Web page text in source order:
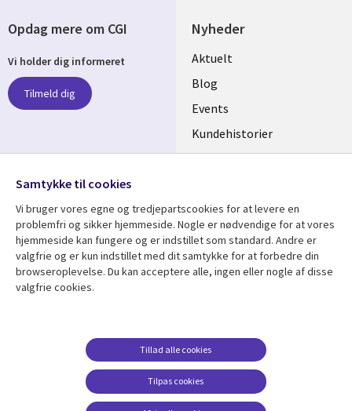
Nyheder
Useful
links
DENMARK
Aktuelt
Blog
Events
Kundehistorier
Videoer
Se mere
Library
DENMARK
Artikler
Kundehistorier
Support
Accessibility
Suppliers
Change consent
Opdag mere om CGI
Vi holder dig informeret
Tilmeld dig
Media
DENMARK
Samtykke til cookies
Vi bruger vores egne og tredjepartscookies for at levere en
problemfri og sikker hjemmeside. Nogle er nødvendige for at vores
hjemmeside kan fungere og er indstillet som standard. Andre er
valgfrie og er kun indstillet med dit samtykke for at forbedre din
browseroplevelse. Du kan acceptere alle, ingen eller nogle af disse
valgfrie cookies.
Tilpas cookies
Tillad alle cookies